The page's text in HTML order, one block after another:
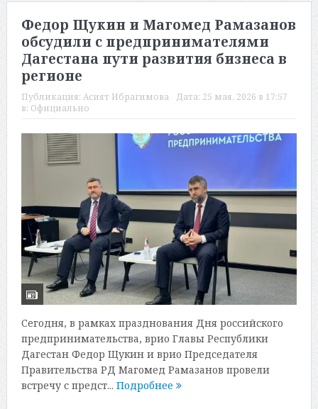
Федор Щукин и Магомед Рамазанов
обсудили с предпринимателями
Дагестана пути развития бизнеса в
регионе
Публикация: Асият Ибрагимова Дата: 25 мая, 2026 в 17:57
в: Официально
Сегодня, в рамках празднования Дня российского
предпринимательства, врио Главы Республики
Дагестан Федор Щукин и врио Председателя
Правительства РД Магомед Рамазанов провели
встречу с предст... Подробнее